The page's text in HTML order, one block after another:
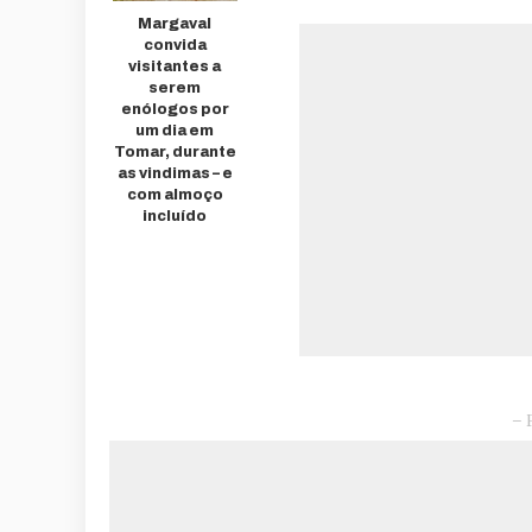
Margaval
convida
visitantes a
serem
enólogos por
um dia em
Tomar, durante
as vindimas – e
com almoço
incluído
–